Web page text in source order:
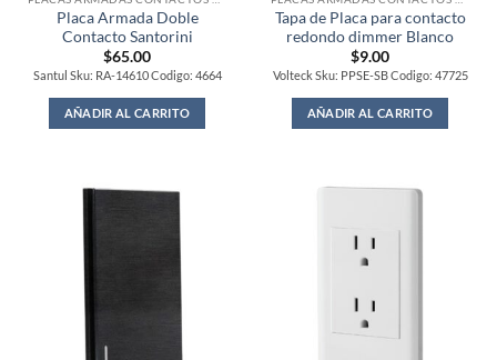
Placa Armada Doble
Contacto Santorini
$65.00
Santul Sku: RA-14610 Codigo: 4664
AÑADIR AL CARRITO
Tapa de Placa para contacto
redondo dimmer Blanco
$9.00
Volteck Sku: PPSE-SB Codigo: 47725
AÑADIR AL CARRITO